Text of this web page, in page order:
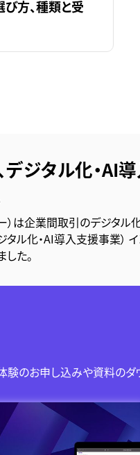
方、種類と受
デジタル化・
）は企業間取引のデジタ
ル化・AI導入支援事業）
た。
験のお申し込みや資料のダ